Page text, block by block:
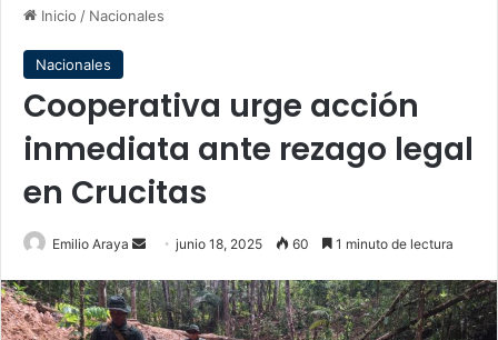
Inicio / Nacionales
Nacionales
Cooperativa urge acción
inmediata ante rezago legal
en Crucitas
Emilio Araya
Send
email
junio 18, 2025 60 1 minuto de lectura